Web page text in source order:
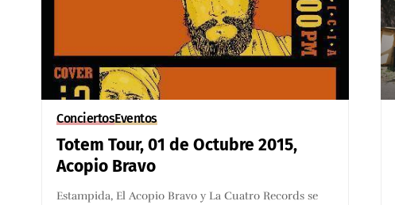
ConciertosEventos
Totem Tour, 01 de Octubre 2015,
Acopio Bravo
Estampida, El Acopio Bravo y La Cuatro Records se